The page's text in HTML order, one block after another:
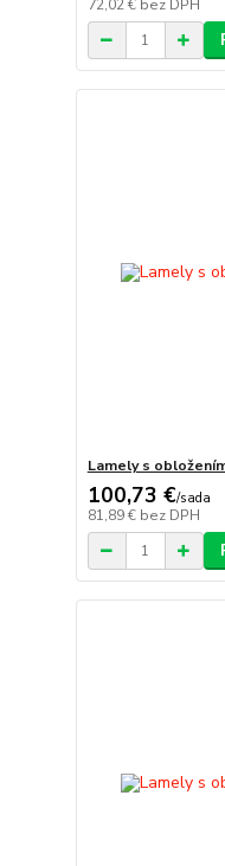
72,02 € bez DPH
Lamely s
100,73 €/sada
81,89 € bez DPH